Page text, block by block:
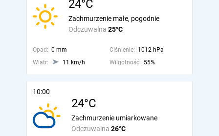
24°C
Odczuwalna 25°C
Zachmurzenie małe, pogodnie
Opad: 0 mm Ciśnienie: 1012 hPa
Wiatr:
11 km/h Wilgotność: 55%
10:00
24°C
Odczuwalna 26°C
Zachmurzenie umiarkowane